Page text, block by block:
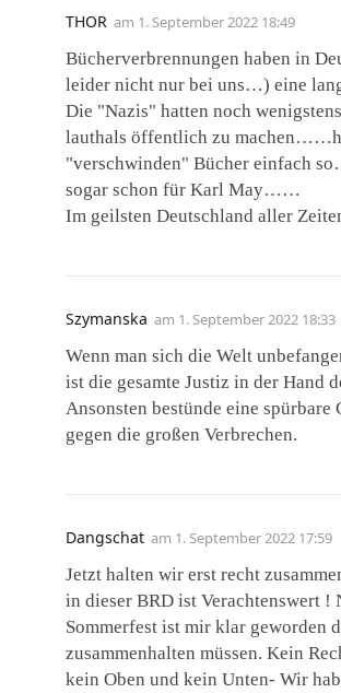
THOR am 1. September 2022 18:49
Bücherverbrennungen haben in
leider nicht nur bei uns…) eine
Die "Nazis" hatten noch
lauthals öffentlich zu
"verschwinden" Bücher einfach
sogar schon für Karl May……
Im geilsten Deutschland aller
Szymanska am 1. September 2022 18:33
Wenn man sich die Welt
ist die gesamte Justiz in der Hand
Ansonsten bestünde eine spürbare
gegen die großen Verbrechen.
Dangschat am 1. September 2022 17:59
Jetzt halten wir erst recht
in dieser BRD ist Verachtenswert !
Sommerfest ist mir klar geworden
zusammenhalten müssen. Kein
kein Oben und kein Unten- Wir